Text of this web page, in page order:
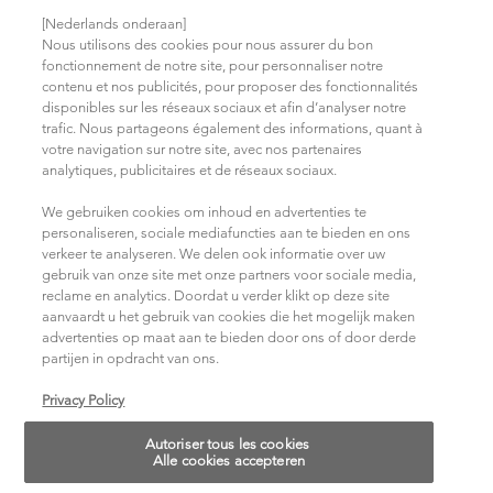
Politique de confidentialité
Trouvez votre salon
Conditions d'Utilisation
NOUS REJOINDRE SUR LES RÉSEAUX SOCIAUX
14, rue Royale 75008 PARIS
[email protected]
[Nederlands onderaan]
Nous utilisons des cookies pour nous assurer du bon
fonctionnement de notre site, pour personnaliser notre
contenu et nos publicités, pour proposer des fonctionnalités
disponibles sur les réseaux sociaux et afin d’analyser notre
trafic. Nous partageons également des informations, quant à
votre navigation sur notre site, avec nos partenaires
analytiques, publicitaires et de réseaux sociaux.
We gebruiken cookies om inhoud en advertenties te
personaliseren, sociale mediafuncties aan te bieden en ons
verkeer te analyseren. We delen ook informatie over uw
gebruik van onze site met onze partners voor sociale media,
reclame en analytics. Doordat u verder klikt op deze site
aanvaardt u het gebruik van cookies die het mogelijk maken
advertenties op maat aan te bieden door ons of door derde
partijen in opdracht van ons.
Privacy Policy
Autoriser tous les cookies
Alle cookies accepteren